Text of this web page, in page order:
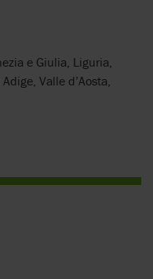
e Giulia, Liguria,
Valle d’Aosta,